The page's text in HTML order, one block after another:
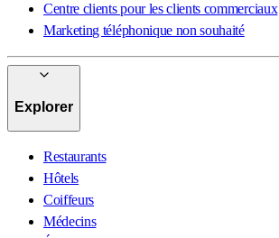
Centre clients pour les clients commerciaux
Marketing téléphonique non souhaité
Explorer
Restaurants
Hôtels
Coiffeurs
Médecins